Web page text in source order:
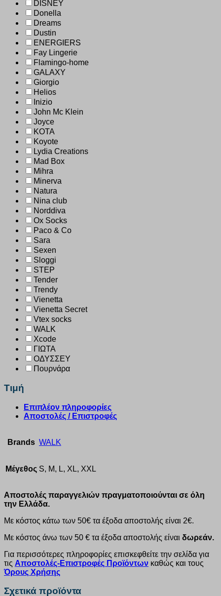
DISNEY
Donella
Dreams
Dustin
ENERGIERS
Fay Lingerie
Flamingo-home
GALAXY
Giorgio
Helios
Inizio
John Mc Klein
Joyce
KOTA
Koyote
Lydia Creations
Mad Box
Mihra
Minerva
Natura
Nina club
Norddiva
Ox Socks
Paco & Co
Sara
Sexen
Sloggi
STEP
Tender
Trendy
Vienetta
Vienetta Secret
Vtex socks
WALK
Xcode
ΓΙΩΤΑ
ΟΔΥΣΣΕΥ
Πουρνάρα
Τιμή
Επιπλέον πληροφορίες
Αποστολές / Επιστροφές
Brands WALK
Μέγεθος S, M, L, XL, XXL
Αποστολές παραγγελιών πραγματοποιούνται σε όλη
την Ελλάδα.
Με κόστος κάτω των 50€ τα έξοδα αποστολής είναι 2€.
Με κόστος άνω των 50 € τα έξοδα αποστολής είναι δωρεάν.
Για περισσότερες πληροφορίες επισκεφθείτε την σελίδα για
τις Αποστολές-Επιστροφές Προϊόντων καθώς και τους
Όρους Χρήσης
Σχετικά προϊόντα